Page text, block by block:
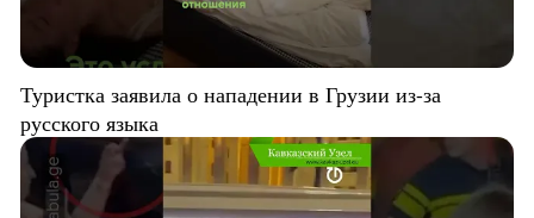
Туристка заявила о нападении в Грузии из-за
русского языка